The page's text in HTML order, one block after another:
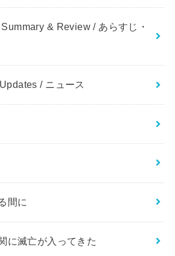
& Review / あらすじ・
/ ニュース
間に
に滅亡が入ってきた